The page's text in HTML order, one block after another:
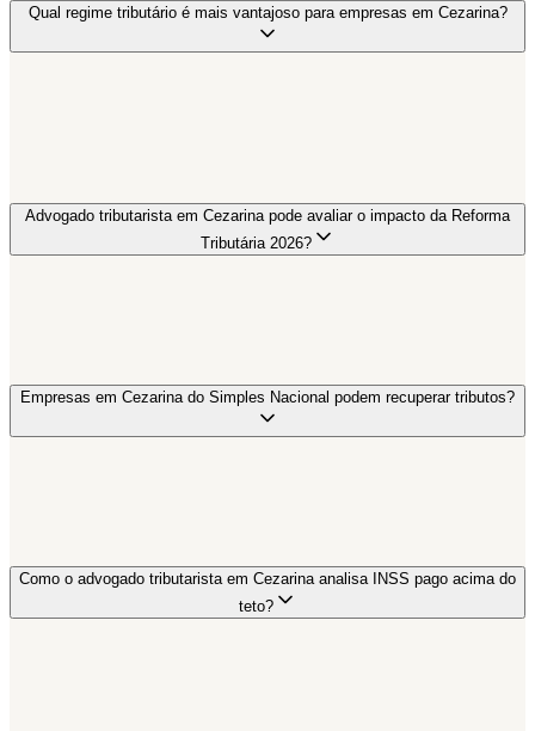
Qual regime tributário é mais vantajoso para empresas em Cezarina?
Advogado tributarista em Cezarina pode avaliar o impacto da Reforma
Tributária 2026?
Empresas em Cezarina do Simples Nacional podem recuperar tributos?
Como o advogado tributarista em Cezarina analisa INSS pago acima do
teto?